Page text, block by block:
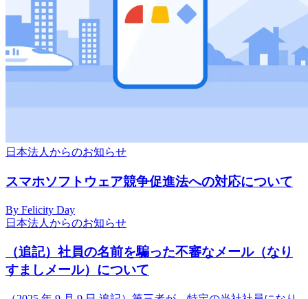
日本法人からのお知らせ
スマホソフトウェア競争促進法への対応について
By Felicity Day
日本法人からのお知らせ
（追記）社員の名前を騙った不審なメール（なり
すましメール）について